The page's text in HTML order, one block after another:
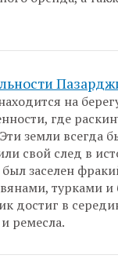
на
где
земли всегда
свой след в
заселен
турками и
достиг в
ремесла.